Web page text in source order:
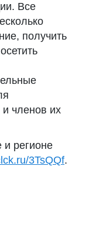
Все
получить
и членов их
регионе
3TsQQf.